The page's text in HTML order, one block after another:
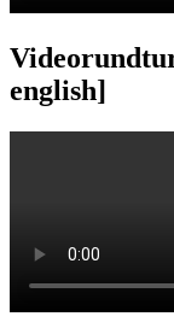
english]